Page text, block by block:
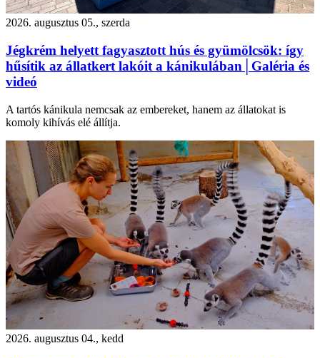
2026. augusztus 05., szerda
Jégkrém helyett fagyasztott hús és gyümölcsök: így
hűsítik az állatkert lakóit a kánikulában│Galéria és
videó
A tartós kánikula nemcsak az embereket, hanem az állatokat is
komoly kihívás elé állítja.
2026. augusztus 04., kedd